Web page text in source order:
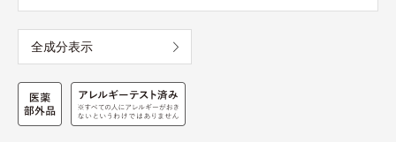
全成分表示